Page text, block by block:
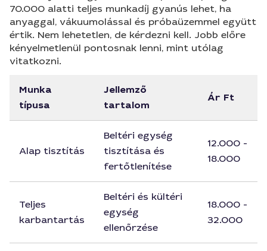
70.000 alatti teljes munkadíj gyanús lehet, ha
anyaggal, vákuumolással és próbaüzemmel együtt
értik. Nem lehetetlen, de kérdezni kell. Jobb előre
kényelmetlenül pontosnak lenni, mint utólag
vitatkozni.
Munka
típusa
Jellemző
tartalom
Ár Ft
Alap tisztítás
Beltéri egység
tisztítása és
fertőtlenítése
12.000 -
18.000
Teljes
karbantartás
Beltéri és kültéri
egység
ellenőrzése
18.000 -
32.000